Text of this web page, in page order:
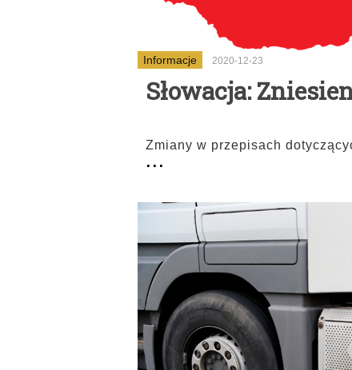
Informacje 2020-12-23
Słowacja:
Zmiany w przepisach
...